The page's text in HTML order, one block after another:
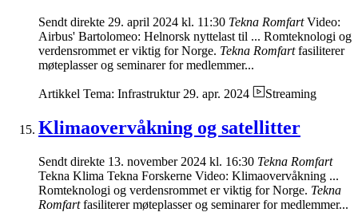
Sendt direkte 29. april 2024 kl. 11:30 Tekna RomfartVideo:
Airbus' Bartolomeo: Helnorsk nyttelast til ... Romteknologi og
verdensrommet er viktig for Norge. Tekna Romfartfasiliterer
møteplasser og seminarer for medlemmer...
Artikkel Tema: Infrastruktur 29. apr. 2024 Streaming
Klimaovervåkning og satellitter
Sendt direkte 13. november 2024 kl. 16:30 Tekna Romfart
Tekna Klima Tekna Forskerne Video: Klimaovervåkning ...
Romteknologi og verdensrommet er viktig for Norge. Tekna
Romfartfasiliterer møteplasser og seminarer for medlemmer...